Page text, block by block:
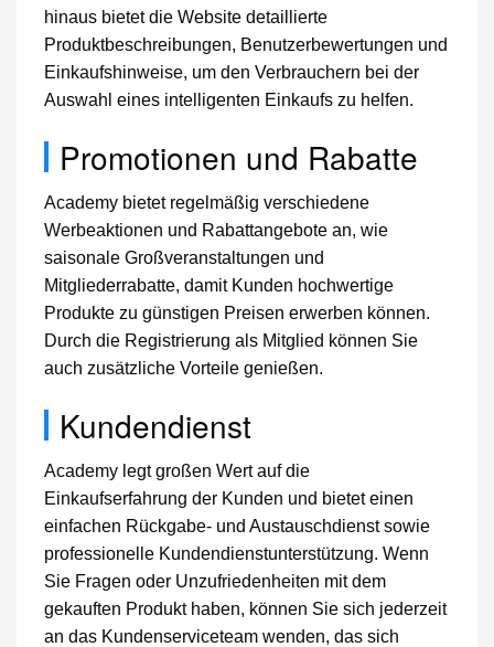
hinaus bietet die Website detaillierte
Produktbeschreibungen, Benutzerbewertungen und
Einkaufshinweise, um den Verbrauchern bei der
Auswahl eines intelligenten Einkaufs zu helfen.
Promotionen und Rabatte
Academy bietet regelmäßig verschiedene
Werbeaktionen und Rabattangebote an, wie
saisonale Großveranstaltungen und
Mitgliederrabatte, damit Kunden hochwertige
Produkte zu günstigen Preisen erwerben können.
Durch die Registrierung als Mitglied können Sie
auch zusätzliche Vorteile genießen.
Kundendienst
Academy legt großen Wert auf die
Einkaufserfahrung der Kunden und bietet einen
einfachen Rückgabe- und Austauschdienst sowie
professionelle Kundendienstunterstützung. Wenn
Sie Fragen oder Unzufriedenheiten mit dem
gekauften Produkt haben, können Sie sich jederzeit
an das Kundenserviceteam wenden, das sich